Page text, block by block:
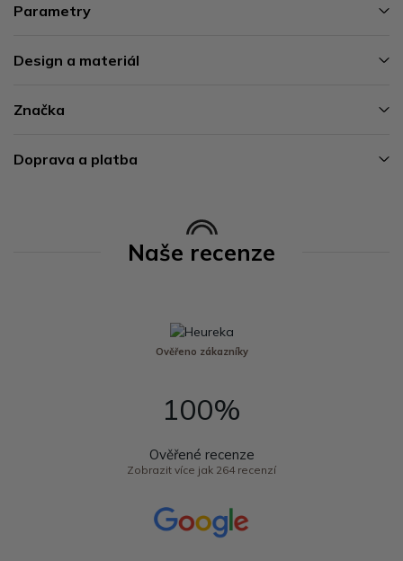
Parametry
Design a materiál
Značka
Doprava a platba
Naše recenze
Ověřeno zákazníky
100%
Ověřené recenze
Zobrazit více jak 264 recenzí